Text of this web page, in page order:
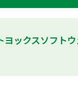
ックスソフト